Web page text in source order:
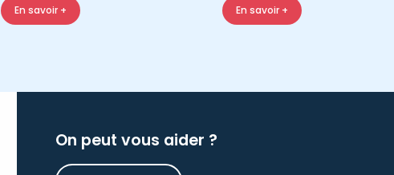
En savoir + En savoir +
On peut vous aider ?